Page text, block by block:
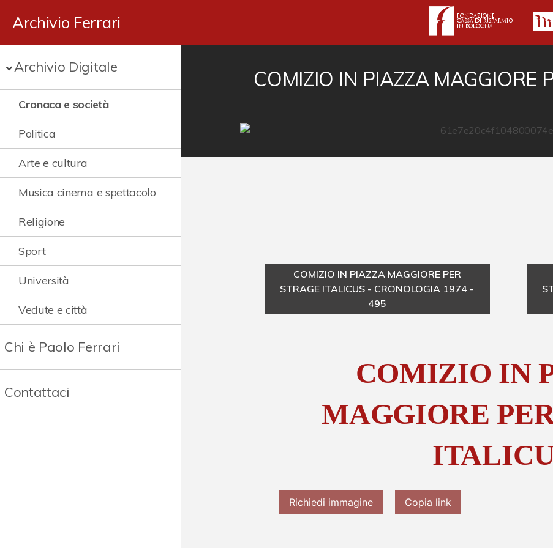
Archivio Ferrari
Archivio Digitale
Cronaca e società
Politica
Arte e cultura
Musica cinema e spettacolo
Religione
Sport
Università
Vedute e città
Chi è Paolo Ferrari
Contattaci
COMIZIO IN PIAZZA MAGGIORE
COMIZIO IN PIAZZA MAGGIORE PER
STRAGE ITALICUS - CRONOLOGIA 1974 -
495
COMIZIO IN
MAGGIORE
Richiedi immagine Copia link